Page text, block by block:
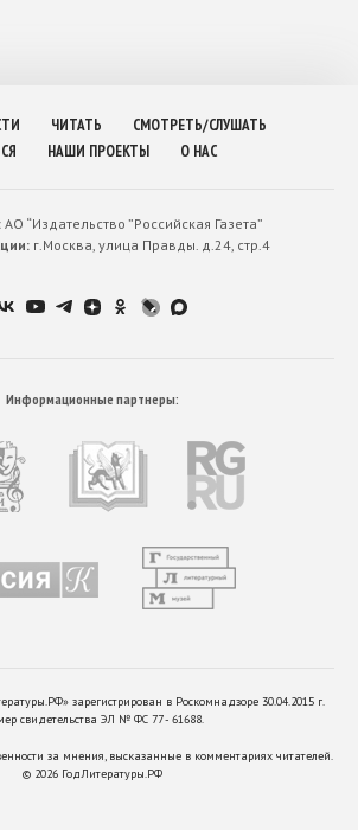
ЧИТАТЬ
СМОТРЕТЬ/СЛУШАТЬ
НАШИ ПРОЕКТЫ О НАС
АО “Издательство ”Российская Газета”
г.Москва, улица Правды. д.24, стр.4
Информационные партнеры:
зарегистрирован в Роскомнадзоре 30.04.2015 г.
свидетельства ЭЛ № ФС 77 - 61688.
за мнения, высказанные в комментариях читателей.
© 2026 ГодЛитературы.РФ